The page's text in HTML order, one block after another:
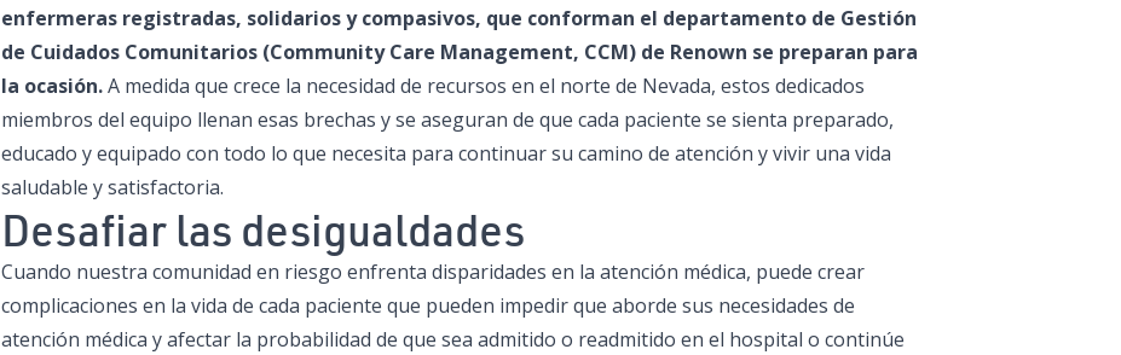
enfermeras registradas, solidarios y compasivos, que conforman el departamento de Gestión
de Cuidados Comunitarios (Community Care Management, CCM) de Renown se preparan para
la ocasión.A medida que crece la necesidad de recursos en el norte de Nevada, estos dedicados
miembros del equipo llenan esas brechas y se aseguran de que cada paciente se sienta preparado,
educado y equipado con todo lo que necesita para continuar su camino de atención y vivir una vida
saludable y satisfactoria.
Desafiar las desigualdades
Cuando nuestra comunidad en riesgo enfrenta disparidades en la atención médica, puede crear
complicaciones en la vida de cada paciente que pueden impedir que aborde sus necesidades de
atención médica y afectar la probabilidad de que sea admitido o readmitido en el hospital o continúe